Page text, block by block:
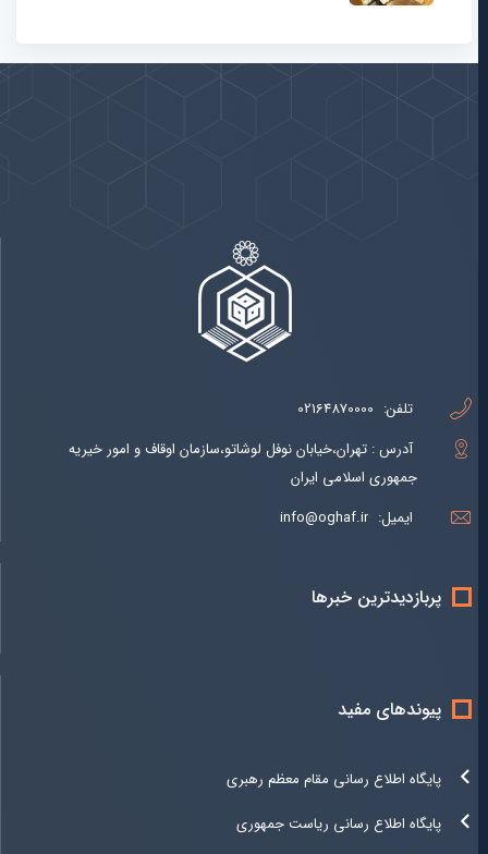
تلفن:
02164870000
آدرس : تهران،خیابان نوفل لوشاتو،سازمان اوقاف و امور خیریه
جمهوری اسلامی ایران
ایمیل:
info@oghaf.ir
پربازدیدترین خبرها
پیوندهای مفید
پایگاه اطلاع رسانی مقام معظم رهبری
پایگاه اطلاع رسانی ریاست جمهوری